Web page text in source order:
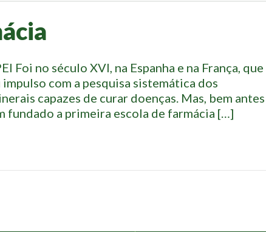
Foi no século XVI, na Espanha e na França, que
com a pesquisa sistemática dos
capazes de curar doenças. Mas, bem antes
fundado a primeira escola de farmácia […]